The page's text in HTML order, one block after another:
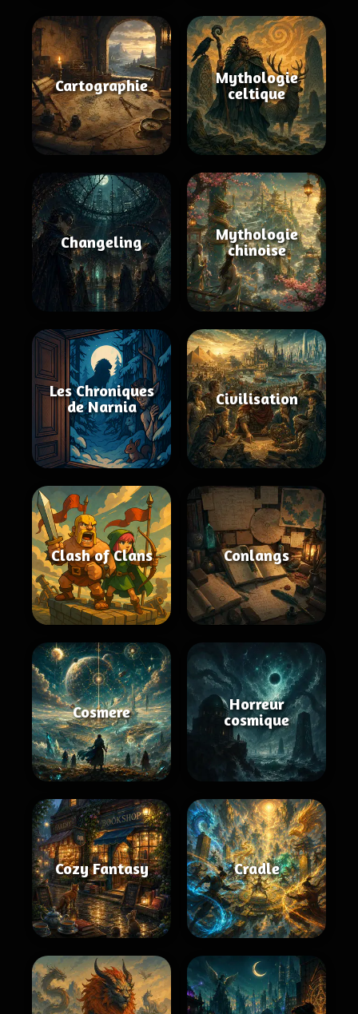
Cartographie
Mythologie
celtique
Changeling
Mythologie
chinoise
Les Chroniques
de Narnia
Civilisation
Clash of Clans Conlangs
Cosmere
Horreur
cosmique
Cozy Fantasy Cradle